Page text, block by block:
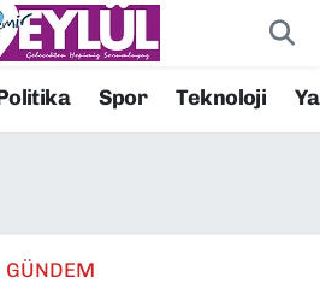
Spor Teknoloji
GÜNDEMve Fikstür